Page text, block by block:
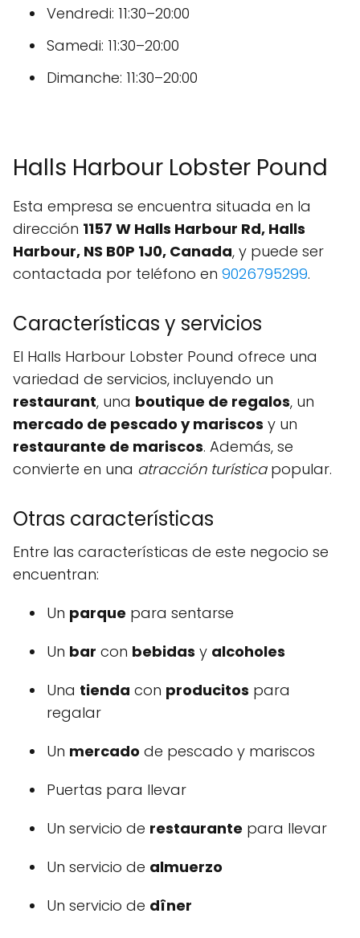
Vendredi: 11:30–20:00
Samedi: 11:30–20:00
Dimanche: 11:30–20:00
Halls Harbour Lobster Pound
Esta empresa se encuentra situada en la
dirección 1157 W Halls Harbour Rd, Halls
Harbour, NS B0P 1J0, Canada, y puede ser
contactada por teléfono en 9026795299.
Características y servicios
El Halls Harbour Lobster Pound ofrece una
variedad de servicios, incluyendo un
restaurant, una boutique de regalos, un
mercado de pescado y mariscos y un
restaurante de mariscos. Además, se
convierte en una atracción turísticapopular.
Otras características
Entre las características de este negocio se
encuentran:
Un parque para sentarse
Un bar con bebidas y alcoholes
Una tienda con producitos para
regalar
Un mercado de pescado y mariscos
Puertas para llevar
Un servicio de restaurante para llevar
Un servicio de almuerzo
Un servicio de dîner